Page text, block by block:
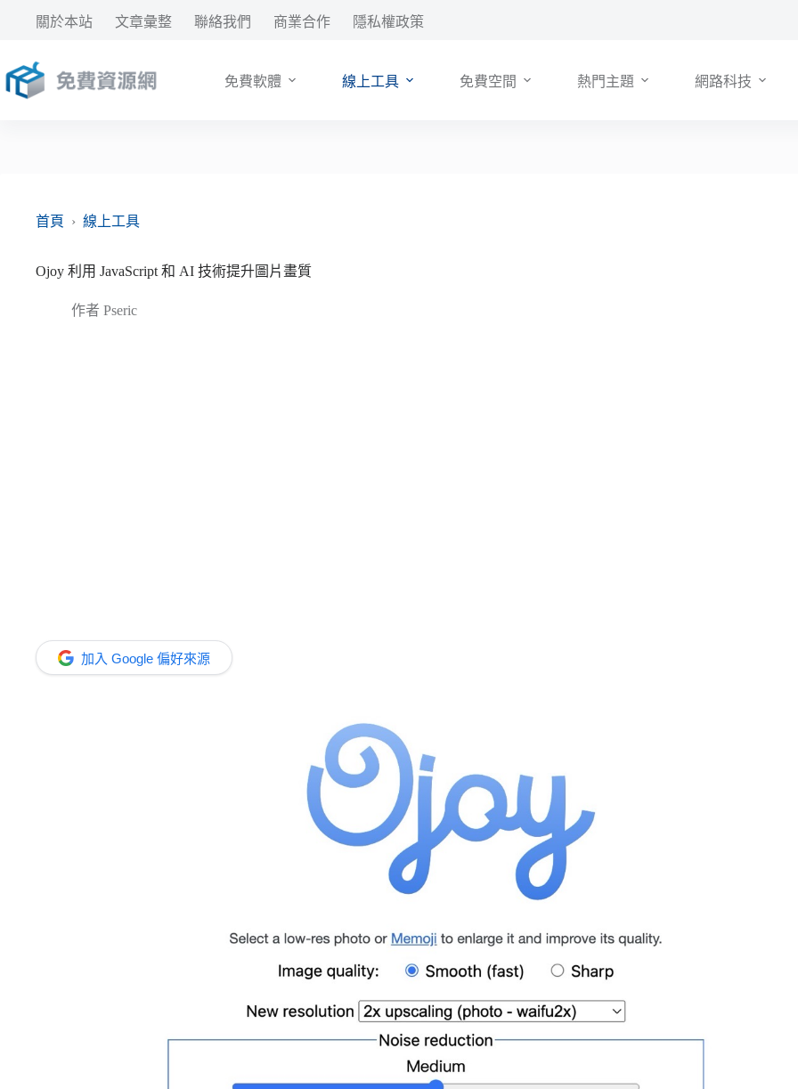
要
內
關於本站 文章彙整 聯絡我們 商業合作 隱私權政策
免費軟體 線上工具 免費空間 熱門主題 網路科技
首頁 › 線上工具
Ojoy 利用 JavaScript 和 AI 技術提升圖片畫質
作者 Pseric
加入 Google 偏好來源